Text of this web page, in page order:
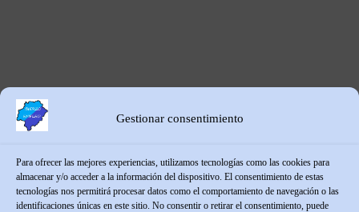
Gestionar consentimiento
Para ofrecer las mejores experiencias, utilizamos tecnologías como las cookies para
almacenar y/o acceder a la información del dispositivo. El consentimiento de estas
tecnologías nos permitirá procesar datos como el comportamiento de navegación o las
identificaciones únicas en este sitio. No consentir o retirar el consentimiento, puede